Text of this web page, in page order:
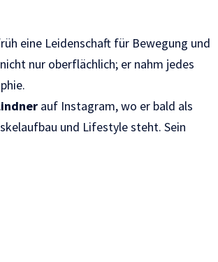
eine Leidenschaft für Bewegung und
nur oberflächlich; er nahm jedes
auf Instagram, wo er bald als
und Lifestyle steht. Sein